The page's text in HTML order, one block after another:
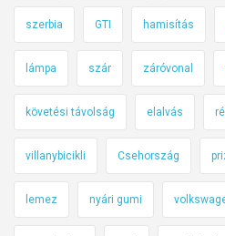
szerbia GTI hamisítás
lámpa szár záróvonal
követési távolság elalvás
villanybicikli Csehország
lemez nyári gumi